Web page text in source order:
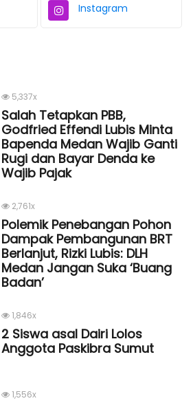
Instagram
5,337x
Salah Tetapkan PBB,
Godfried Effendi Lubis Minta
Bapenda Medan Wajib Ganti
Rugi dan Bayar Denda ke
Wajib Pajak
2,761x
Polemik Penebangan Pohon
Dampak Pembangunan BRT
Berlanjut, Rizki Lubis: DLH
Medan Jangan Suka ‘Buang
Badan’
1,846x
2 Siswa asal Dairi Lolos
Anggota Paskibra Sumut
1,556x